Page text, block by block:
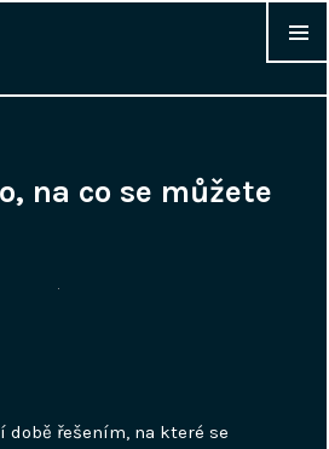
na co se můžete
době řešením, na které se